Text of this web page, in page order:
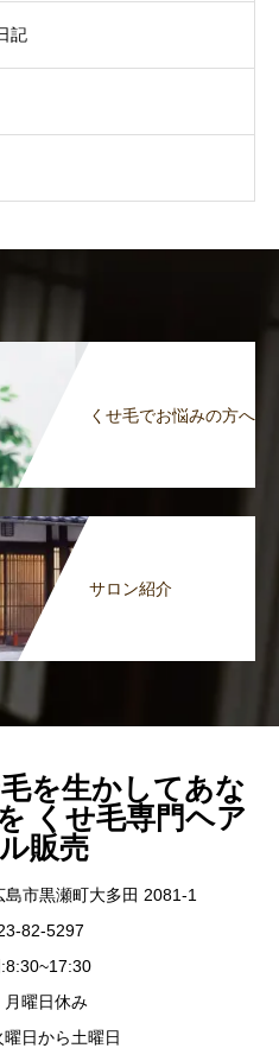
記
くせ毛でお悩みの方へ
サロン紹介
を生かしてあな
くせ毛専門ヘア
販売
市黒瀬町大多田 2081-1
82-5297
月曜日休み
日から土曜日